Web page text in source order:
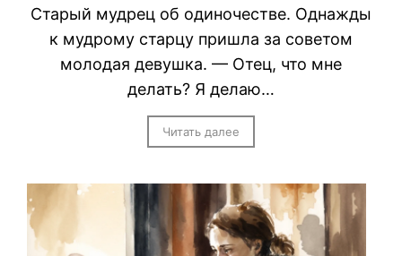
Старый мудрец об одиночестве. Однажды
к мудрому старцу пришла за советом
молодая девушка. — Отец, что мне
делать? Я делаю…
Читать далее